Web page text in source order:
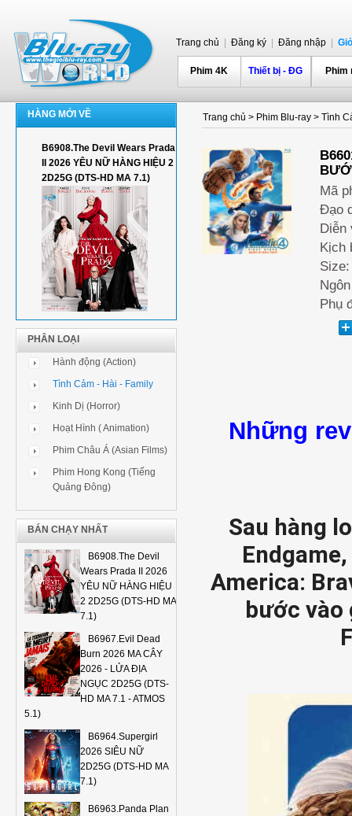
Trang chủ Đăng ký Đăng nhập
Phim 4K Thiết bị - ĐG Phim
HÀNG MỚI VỀ
B6908.The Devil Wears Prada
II 2026 YÊU NỮ HÀNG HIỆU 2
2D25G (DTS-HD MA 7.1)
PHÂN LOẠI
Hành động (Action)
Tình Cảm - Hài - Family
Kinh Dị (Horror)
Hoạt Hình ( Animation)
Phim Châu Á (Asian Films)
Phim Hong Kong (Tiếng
Quảng Đông)
BÁN CHẠY NHẤT
B6908.The Devil
Wears Prada II 2026
YÊU NỮ HÀNG HIỆU
2 2D25G (DTS-HD MA
7.1)
B6967.Evil Dead
Burn 2026 MA CÂY
2026 - LỬA ĐỊA
NGỤC 2D25G (DTS-
HD MA 7.1 - ATMOS
5.1)
B6964.Supergirl
2026 SIÊU NỮ
2D25G (DTS-HD MA
7.1)
B6963.Panda Plan
Trang chủ > Phim Blu-ray > Tình
Mã
Đạo
Diễn
Kịch
Phụ
Những
Sau hàng
America:
bước vào